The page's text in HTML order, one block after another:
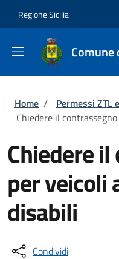
Regione Sicilia
Comune
Briciole di
Home / Permessi ZTL
Chiedere il
Chiedere
per veicoli
disabili
Condividi